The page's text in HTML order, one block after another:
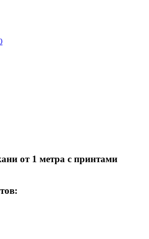
от 1 метра с принтами